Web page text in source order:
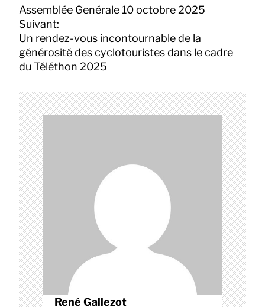
a
v
i
g
a
i
o
n
d
e
l
’
a
r
t
i
c
l
e
Assemblée Genérale 10 octobre 2025
Suivant:
Un rendez-vous incontournable de la
générosité des cyclotouristes dans le cadre
du Téléthon 2025
René Gallezot